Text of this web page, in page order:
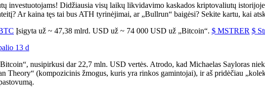
investuotojams! Didžiausia visų laikų likvidavimo kaskados kriptovaliutų
Ar kaina tęs tai bus ATH tyrinėjimai, ar „Bullrun“ baigėsi? Sekite kartu, kai
Įsigyta už ~ 47,38 mlrd. USD už ~ 74 000 USD už „Bitcoin“. $ MSTRER $
13 d
nusipirkusi dar 22,7 mln. USD vertės. Atrodo, kad Michaelas Sayloras
Theory“ (kompozicinis žmogus, kuris yra rinkos gamintojai), ir aš pridėčiau